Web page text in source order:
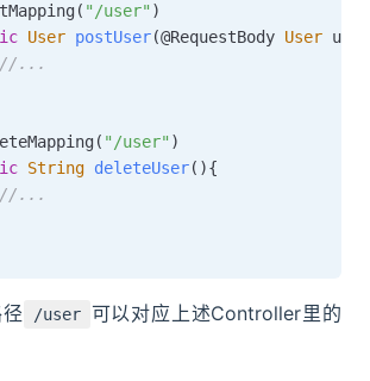
( "/user" )
User postUser(@RequestBody User user
//...
( "/user" )
String deleteUser( ){
//...
/user
可以对应上述Controller里的